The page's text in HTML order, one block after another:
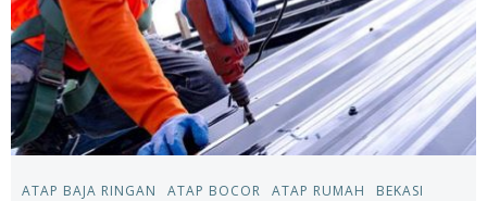
ATAP BAJA RINGAN ATAP BOCOR ATAP RUMAH
BEKASI